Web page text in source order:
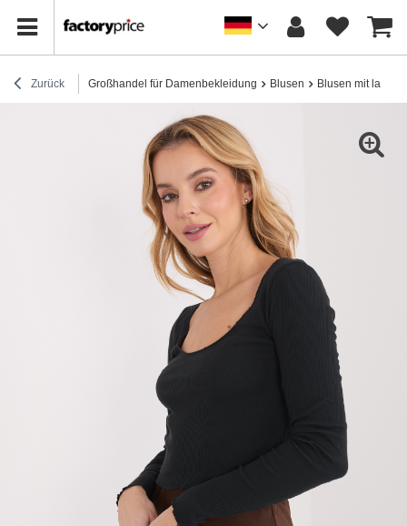
Zurück Großhandel für Damenbekleidung Blusen Blusen mit